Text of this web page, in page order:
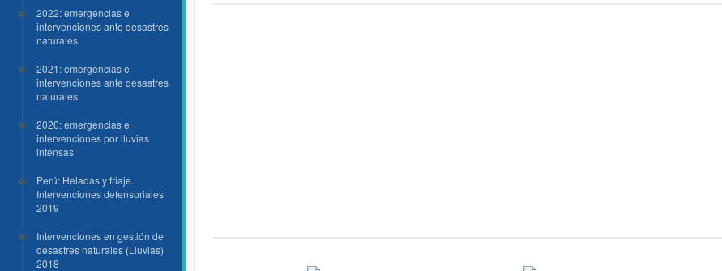
2022: emergencias e
intervenciones ante desastres
naturales
2021: emergencias e
intervenciones ante desastres
naturales
2020: emergencias e
intervenciones por lluvias
intensas
Perú: Heladas y friaje.
Intervenciones defensoriales
2019
Intervenciones en gestión de
desastres naturales (Lluvias)
2018